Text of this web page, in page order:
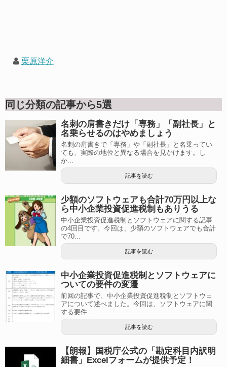
栗原洋介
同じ分類の記事から5選
名刺の肩書きだけ「専務」「副社長」と
名乗らせるのはやめましょう
名刺の肩書きで「専務」や「副社長」と名乗ってい
ても、実際の地位と異なる場合を見かけます。し
か...
記事を読む
少額のソフトウェアも合計70万円以上な
ら中小企業投資促進税制もありうる
中小企業投資促進税制とソフトウェアに関する記事
の4回目です。今回は、少額のソフトウェアでも合計
で70...
記事を読む
中小企業投資促進税制とソフトウェアに
ついての要件の変遷
前回の記事で、中小企業投資促進税制とソフトウェ
アについて述べました。今回は、ソフトウェアに関
する要件...
記事を読む
【朗報】国税庁公式の「勘定科目内訳明
細書」Excelフォームが提供予定！